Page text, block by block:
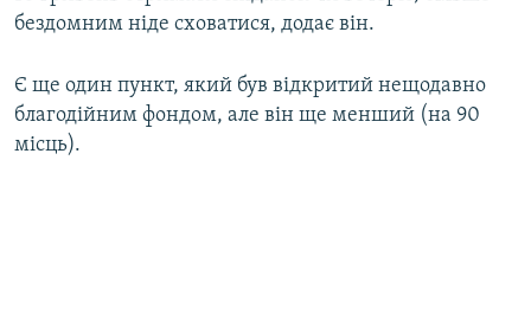
бездомним ніде сховатися, додає він.
Є ще один пункт, який був відкритий нещодавно
благодійним фондом, але він ще менший (на 90
місць).